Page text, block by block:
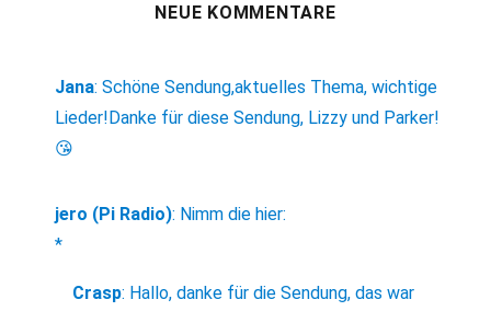
NEUE KOMMENTARE
Jana:Schöne Sendung,aktuelles Thema, wichtige
Lieder!Danke für diese Sendung, Lizzy und Parker!
😘
jero (Pi Radio): Nimm die hier:
*
Crasp: Hallo, danke für die Sendung, das war